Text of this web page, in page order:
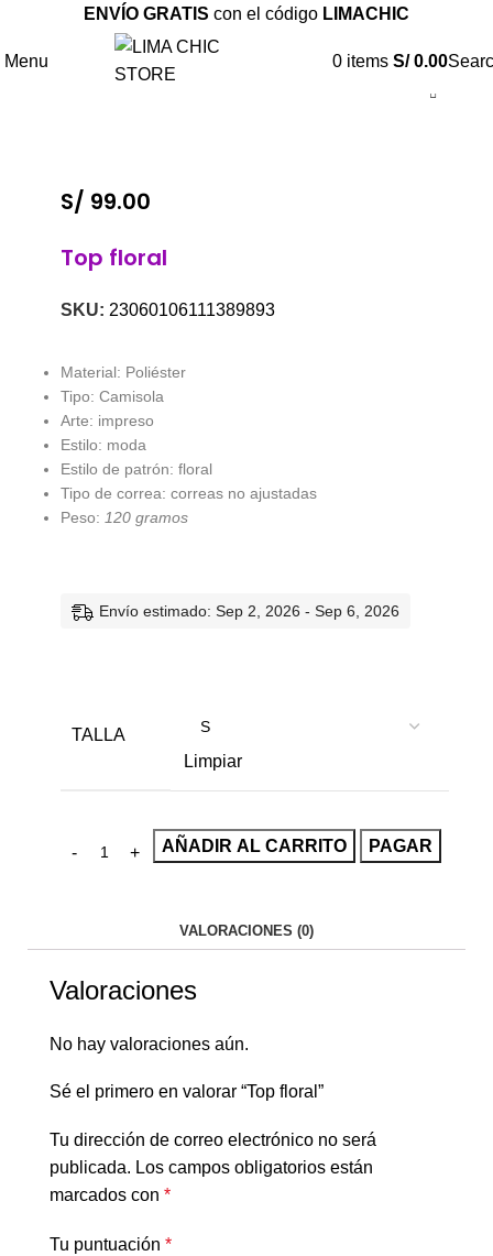
ENVÍO GRATIS con el código LIMACHIC
Menu 0 items S/0.00
S/ 99.00
Top floral
SKU: 23060106111389893
Material: Poliéster
Tipo: Camisola
Arte: impreso
Estilo: moda
Estilo de patrón: floral
Tipo de correa: correas no ajustadas
Peso: 120 gramos
Envío estimado: Sep 2, 2026 - Sep 6, 2026
TALLA
Limpiar
AÑADIR AL CARRITO PAGAR
VALORACIONES (0)
Valoraciones
No hay valoraciones aún.
Sé el primero en valorar “Top floral”
Tu dirección de correo electrónico no será
publicada. Los campos obligatorios están
marcados con *
Tu puntuación *